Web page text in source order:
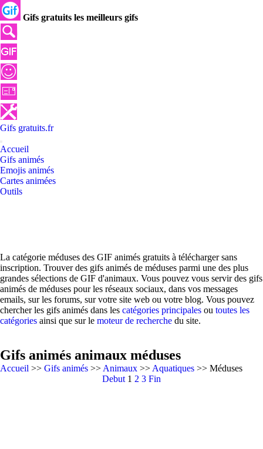
Gifs gratuits les meilleurs gifs
Gifs gratuits.fr
Accueil
Gifs animés
Emojis animés
Cartes animées
Outils
La catégorie méduses des GIF animés gratuits à télécharger sans
inscription. Trouver des gifs animés de méduses parmi une des plus
grandes sélections de GIF d'animaux. Vous pouvez vous servir des gifs
animés de méduses pour les réseaux sociaux, dans vos messages
emails, sur les forums, sur votre site web ou votre blog. Vous pouvez
chercher les gifs animés dans les catégories principales ou toutes les
catégories ainsi que sur le moteur de recherche du site.
Gifs animés animaux méduses
Accueil >> Gifs animés >> Animaux >> Aquatiques >> Méduses
Debut 1 2 3 Fin